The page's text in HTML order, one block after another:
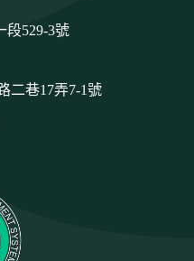
段529-3號
二巷17弄7-1號